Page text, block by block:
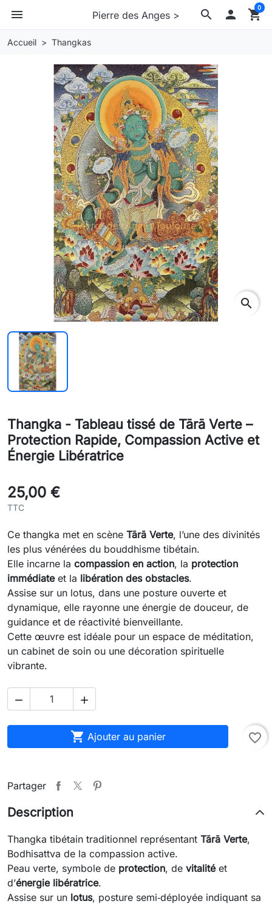
Pierre des Anges > search
menu  shopping_cart
0
Accueil Thangkas
search
Thangka - Tableau tissé de Tārā Verte –
Protection Rapide, Compassion Active et
Énergie Libératrice
25,00 €
TTC
Ce thangka met en scène Tārā Verte, l’une des divinités
les plus vénérées du bouddhisme tibétain.
Elle incarne la compassion en action, la protection
immédiateet la libération des obstacles.
Assise sur un lotus, dans une posture ouverte et
dynamique, elle rayonne une énergie de douceur, de
guidance et de réactivité bienveillante.
Cette œuvre est idéale pour un espace de méditation,
un cabinet de soin ou une décoration spirituelle
vibrante.
 
 Ajouter au panier favorite_border
Partager
Description
Thangka tibétain traditionnel représentant Tārā Verte,
Bodhisattva de la compassion active.
Peau verte, symbole de protection, de vitalité et
d’énergie libératrice.
Assise sur un lotus, posture semi‑déployée indiquant sa